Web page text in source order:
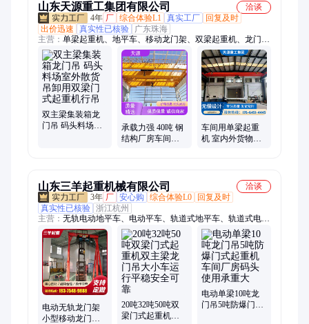
山东天源重工集团有限公司
洽谈
4年 厂 综合体验L1 真实工厂
回复及时
出价迅速
真实性已核验
广东珠海
主营： 单梁起重机、地平车、移动龙门架、双梁起重机、龙门
吊、电磁吸盘、工业遥控器、kbk起重机、悬臂吊、起重机配件
双主梁集装箱龙
门吊 码头料场室
承载力强 40吨 钢
结构厂房车间用
车间用单梁起重
机 室内外货物吊
山东三羊起重机械有限公司
洽谈
3年 厂 安心购 综合体验L0
回复及时
真实性已核验 浙江杭州
主营： 无轨电动地平车、电动平车、轨道式地平车、轨道式电动
平车、蓄电池地平车
电动无轨龙门架
小型移动龙门吊
20吨32吨50吨双
梁门式起重机双
电动单梁10吨龙
门吊5吨防爆门式